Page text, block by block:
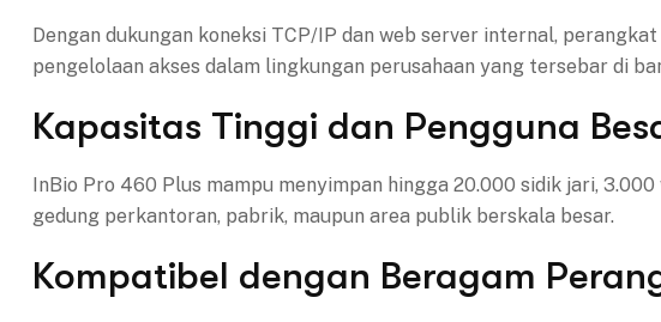
Dengan dukungan koneksi TCP/IP dan web server internal,
pengelolaan akses dalam lingkungan perusahaan yang tersebar di
Kapasitas Tinggi dan Pengguna
InBio Pro 460 Plus mampu menyimpan hingga 20.000 sidik jari,
gedung perkantoran, pabrik, maupun area publik berskala besar.
Kompatibel dengan Beragam